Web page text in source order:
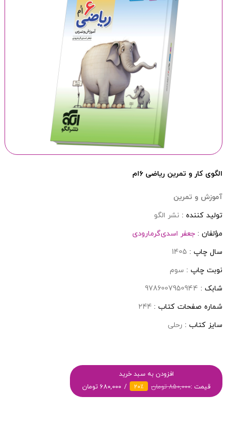
الگوی کار و تمرین ریاضی ۶‌ام
آموزش و تمرین
تولید کننده : نشر الگو
مؤلفان : جعفر اسدی‌گرمارودی
سال چاپ : 1405
نوبت چاپ : سوم
شابک : 9786007950944
شماره صفحات کتاب : ۲۴۴
سایز کتاب : رحلی
افزودن به سبد خرید
قیمت :۸۵۰,۰۰۰ تومان ۲۰٪ ۶۸۰,۰۰۰ تومان